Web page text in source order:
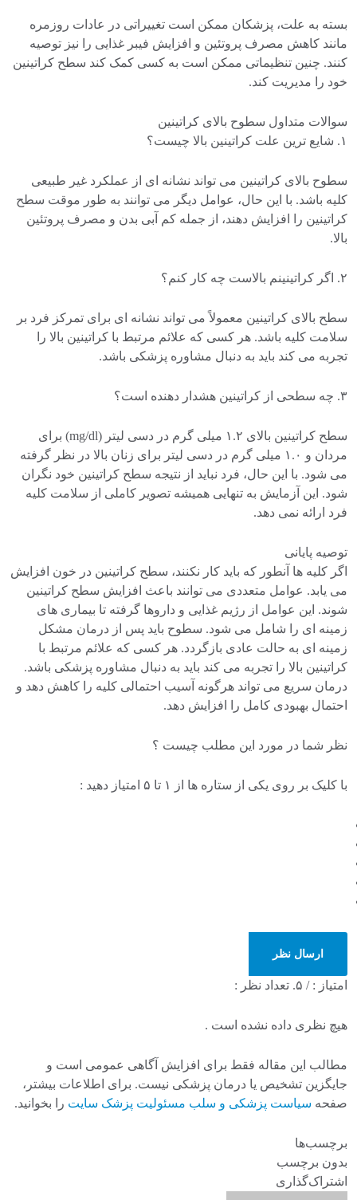
بسته به علت، پزشکان ممکن است تغییراتی در عادات روزمره
مانند کاهش مصرف پروتئین و افزایش فیبر غذایی را نیز توصیه
کنند. چنین تنظیماتی ممکن است به کسی کمک کند سطح کراتینین
خود را مدیریت کند.
سوالات متداول سطوح بالای کراتینین
۱. شایع ترین علت کراتینین بالا چیست؟
سطوح بالای کراتینین می تواند نشانه ای از عملکرد غیر طبیعی
کلیه باشد. با این حال، عوامل دیگر می توانند به طور موقت سطح
کراتینین را افزایش دهند، از جمله کم آبی بدن و مصرف پروتئین
بالا.
۲. اگر کراتینینم بالاست چه کار کنم؟
سطح بالای کراتینین معمولاً می تواند نشانه ای برای تمرکز فرد بر
سلامت کلیه باشد. هر کسی که علائم مرتبط با کراتینین بالا را
تجربه می کند باید به دنبال مشاوره پزشکی باشد.
۳. چه سطحی از کراتینین هشدار دهنده است؟
سطح کراتینین بالای ۱.۲ میلی گرم در دسی لیتر (mg/dl) برای
مردان و ۱.۰ میلی گرم در دسی لیتر برای زنان بالا در نظر گرفته
می شود. با این حال، فرد نباید از نتیجه سطح کراتینین خود نگران
شود. این آزمایش به تنهایی همیشه تصویر کاملی از سلامت کلیه
فرد ارائه نمی دهد.
توصیه پایانی
اگر کلیه ها آنطور که باید کار نکنند، سطح کراتینین در خون افزایش
می یابد. عوامل متعددی می توانند باعث افزایش سطح کراتینین
شوند. این عوامل از رژیم غذایی و داروها گرفته تا بیماری های
زمینه ای را شامل می شود. سطوح باید پس از درمان مشکل
زمینه ای به حالت عادی بازگردد. هر کسی که علائم مرتبط با
کراتینین بالا را تجربه می کند باید به دنبال مشاوره پزشکی باشد.
درمان سریع می تواند هرگونه آسیب احتمالی کلیه را کاهش دهد و
احتمال بهبودی کامل را افزایش دهد.
نظر شما در مورد این مطلب چیست ؟
با کلیک بر روی یکی از ستاره ها از ۱ تا ۵ امتیاز دهید :
ارسال نظر
امتیاز :/ ۵. تعداد نظر :
هیچ نظری داده نشده است .
مطالب این مقاله فقط برای افزایش آگاهی عمومی است و
جایگزین تشخیص یا درمان پزشکی نیست. برای اطلاعات بیشتر،
صفحه سیاست پزشکی و سلب مسئولیت پزشک سایت را بخوانید.
برچسب‌ها
بدون برچسب
اشتراک‌گذاری